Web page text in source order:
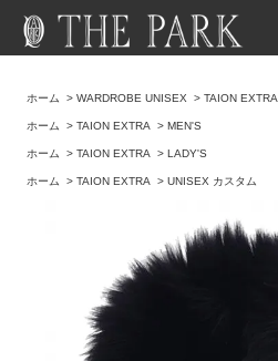
ホーム >WARDROBE UNISEX >TAION EXTRA
ホーム >TAION EXTRA >MEN'S
ホーム >TAION EXTRA >LADY'S
ホーム >TAION EXTRA >UNISEX カスタム